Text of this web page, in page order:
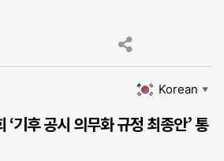
Korean ▼
‘기후 공시 의무화 규정 최종안’ 통